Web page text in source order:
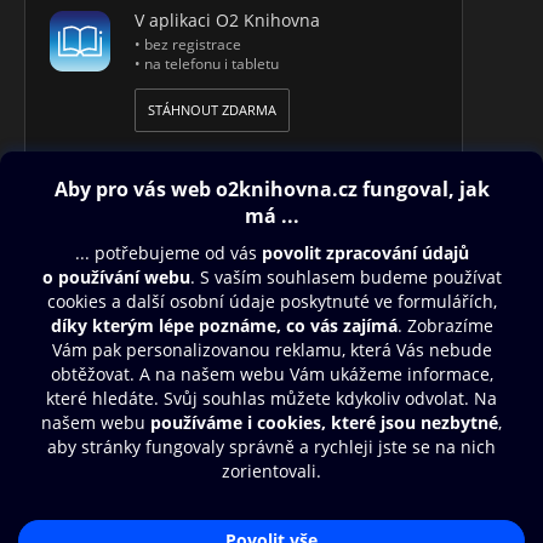
V aplikaci O2 Knihovna
• bez registrace
• na telefonu i tabletu
STÁHNOUT ZDARMA
Obsah ke stažení
Moje O2 Knihovna
Další zábava
© O2 Czech Republic a.s.